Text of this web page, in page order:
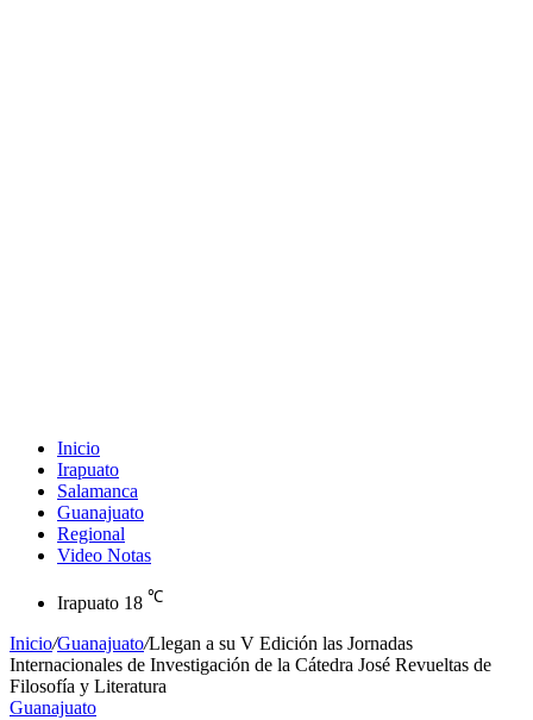
Inicio
Irapuato
Salamanca
Guanajuato
Regional
Video Notas
Irapuato 18 ℃
Inicio/Guanajuato/Llegan a su V Edición las Jornadas
Internacionales de Investigación de la Cátedra José Revueltas de
Filosofía y Literatura
Guanajuato